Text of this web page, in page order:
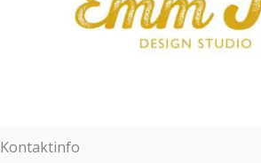
Kontaktinfo